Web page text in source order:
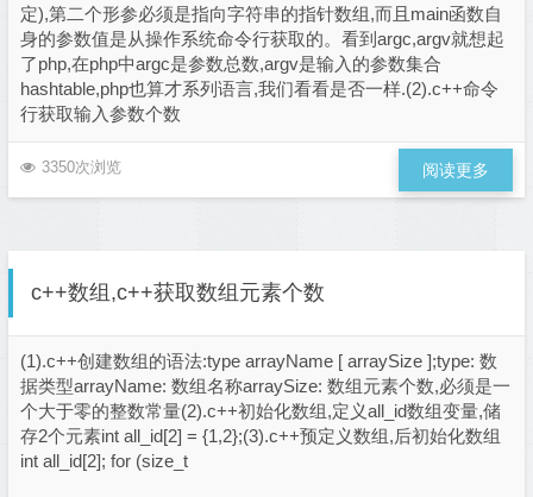
定),第二个形参必须是指向字符串的指针数组,而且main函数自
身的参数值是从操作系统命令行获取的。看到argc,argv就想起
了php,在php中argc是参数总数,argv是输入的参数集合
hashtable,php也算才系列语言,我们看看是否一样.(2).c++命令
行获取输入参数个数
3350次浏览 阅读更多
c++数组,c++获取数组元素个数
(1).c++创建数组的语法:type arrayName [ arraySize ];type: 数
据类型arrayName: 数组名称arraySize: 数组元素个数,必须是一
个大于零的整数常量(2).c++初始化数组,定义all_id数组变量,储
存2个元素int all_id[2] = {1,2};(3).c++预定义数组,后初始化数组
int all_id[2]; for (size_t